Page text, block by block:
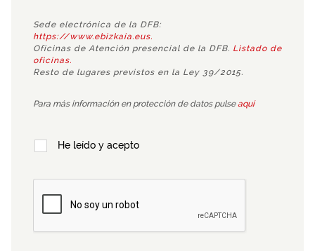
Sede electrónica de la DFB:
https://www.ebizkaia.eus.
Oficinas de Atención presencial de la DFB. Listado de
oficinas.
Resto de lugares previstos en la Ley 39/2015.
Para más información en protección de datos pulseaquí
He leído y acepto